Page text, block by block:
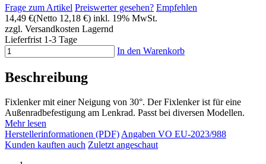
Frage zum Artikel Preiswerter gesehen? Empfehlen
14,49 €(Netto 12,18 €) inkl. 19% MwSt.
zzgl. Versandkosten Lagernd
Lieferfrist 1-3 Tage
In den Warenkorb
Beschreibung
Fixlenker mit einer Neigung von 30°. Der Fixlenker ist für eine
Außenradbefestigung am Lenkrad. Passt bei diversen Modellen.
Mehr lesen
Herstellerinformationen (PDF)Angaben VO EU-2023/988
Kunden kauften auch Zuletzt angeschaut